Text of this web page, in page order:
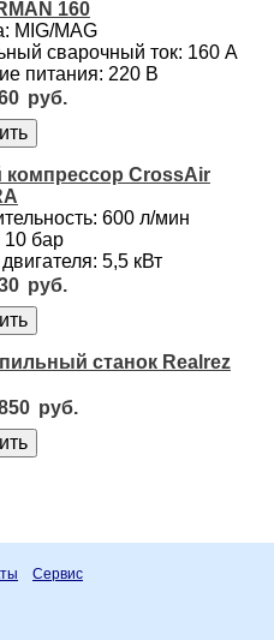
160
MIG/MAG
сварочный ток: 160 А
питания: 220 В
компрессор CrossAir
600 л/мин
бар
5,5 кВт
станок Realrez
Сервис